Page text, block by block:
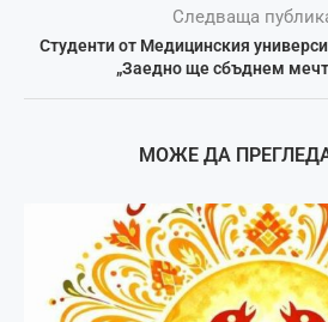
Следваща
Студенти от Медицинския
„Заедно ще сбъднем
МОЖЕ ДА